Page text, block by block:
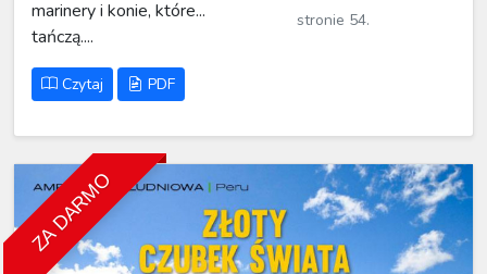
marinery i konie, które...
tańczą....
Czytaj PDF
stronie 54.
ZA DARMO